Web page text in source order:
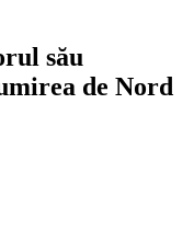
său
de Nord